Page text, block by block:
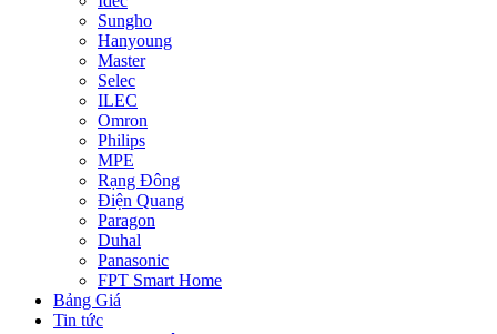
Sungho
Hanyoung
Master
Selec
ILEC
Omron
Philips
MPE
Rạng Đông
Điện Quang
Paragon
Duhal
Panasonic
FPT Smart Home
Bảng Giá
Tin tức